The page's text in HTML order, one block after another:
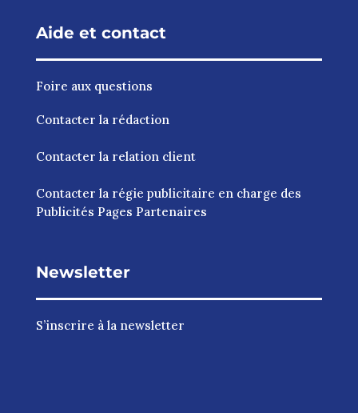
Aide et contact
Foire aux questions
Contacter la rédaction
Contacter la relation client
Contacter la régie publicitaire en charge des
Publicités Pages Partenaires
Newsletter
S’inscrire à la newsletter